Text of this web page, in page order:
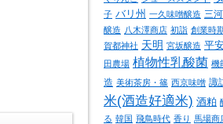
子 バリ州 一久味噌醸造 三
醸造 八木澤商店 初詣 創業時
賀都神社 天明 宮坂醸造 平
田農場 植物性乳酸菌 機
造 美術茶房・篠 西京味噌 諏
米(酒造好適米) 酒粕
る 韓国 飛鳥時代 香り 馬場商